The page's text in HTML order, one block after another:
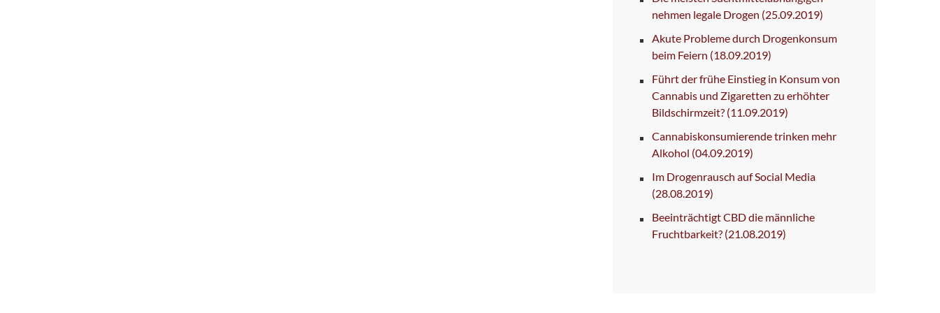
nehmen legale Drogen (25.09.2019)
Akute Probleme durch Drogenkonsum
beim Feiern (18.09.2019)
Führt der frühe Einstieg in Konsum von
Cannabis und Zigaretten zu erhöhter
Bildschirmzeit? (11.09.2019)
Cannabiskonsumierende trinken mehr
Alkohol (04.09.2019)
Im Drogenrausch auf Social Media
(28.08.2019)
Beeinträchtigt CBD die männliche
Fruchtbarkeit? (21.08.2019)